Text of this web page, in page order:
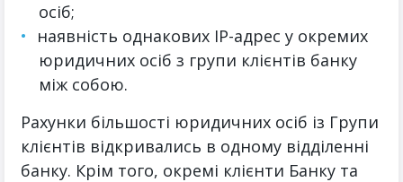
осіб;
наявність однакових IP-адрес у окремих
юридичних осіб з групи клієнтів банку
між собою.
Рахунки більшості юридичних осіб із Групи
клієнтів відкривались в одному відділенні
банку. Крім того, окремі клієнти Банку та